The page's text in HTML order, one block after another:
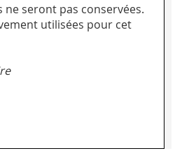
ne seront pas conservées.
utilisées pour cet